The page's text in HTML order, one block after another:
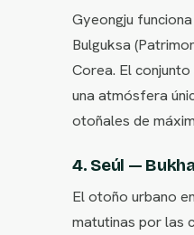
Gyeongju
Bulguksa
Corea. El
una atmósfera
otoñales de
4. Seúl —
El otoño urbano
matutinas por las